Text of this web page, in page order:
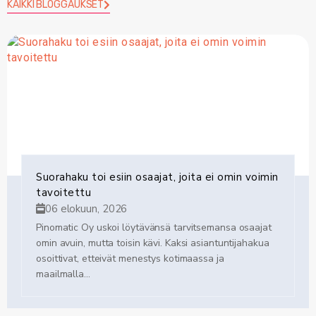
KAIKKI BLOGGAUKSET
Suorahaku toi esiin osaajat, joita ei omin voimin
tavoitettu
06 elokuun, 2026
Pinomatic Oy uskoi löytävänsä tarvitsemansa osaajat
omin avuin, mutta toisin kävi. Kaksi asiantuntijahakua
osoittivat, etteivät menestys kotimaassa ja
maailmalla...